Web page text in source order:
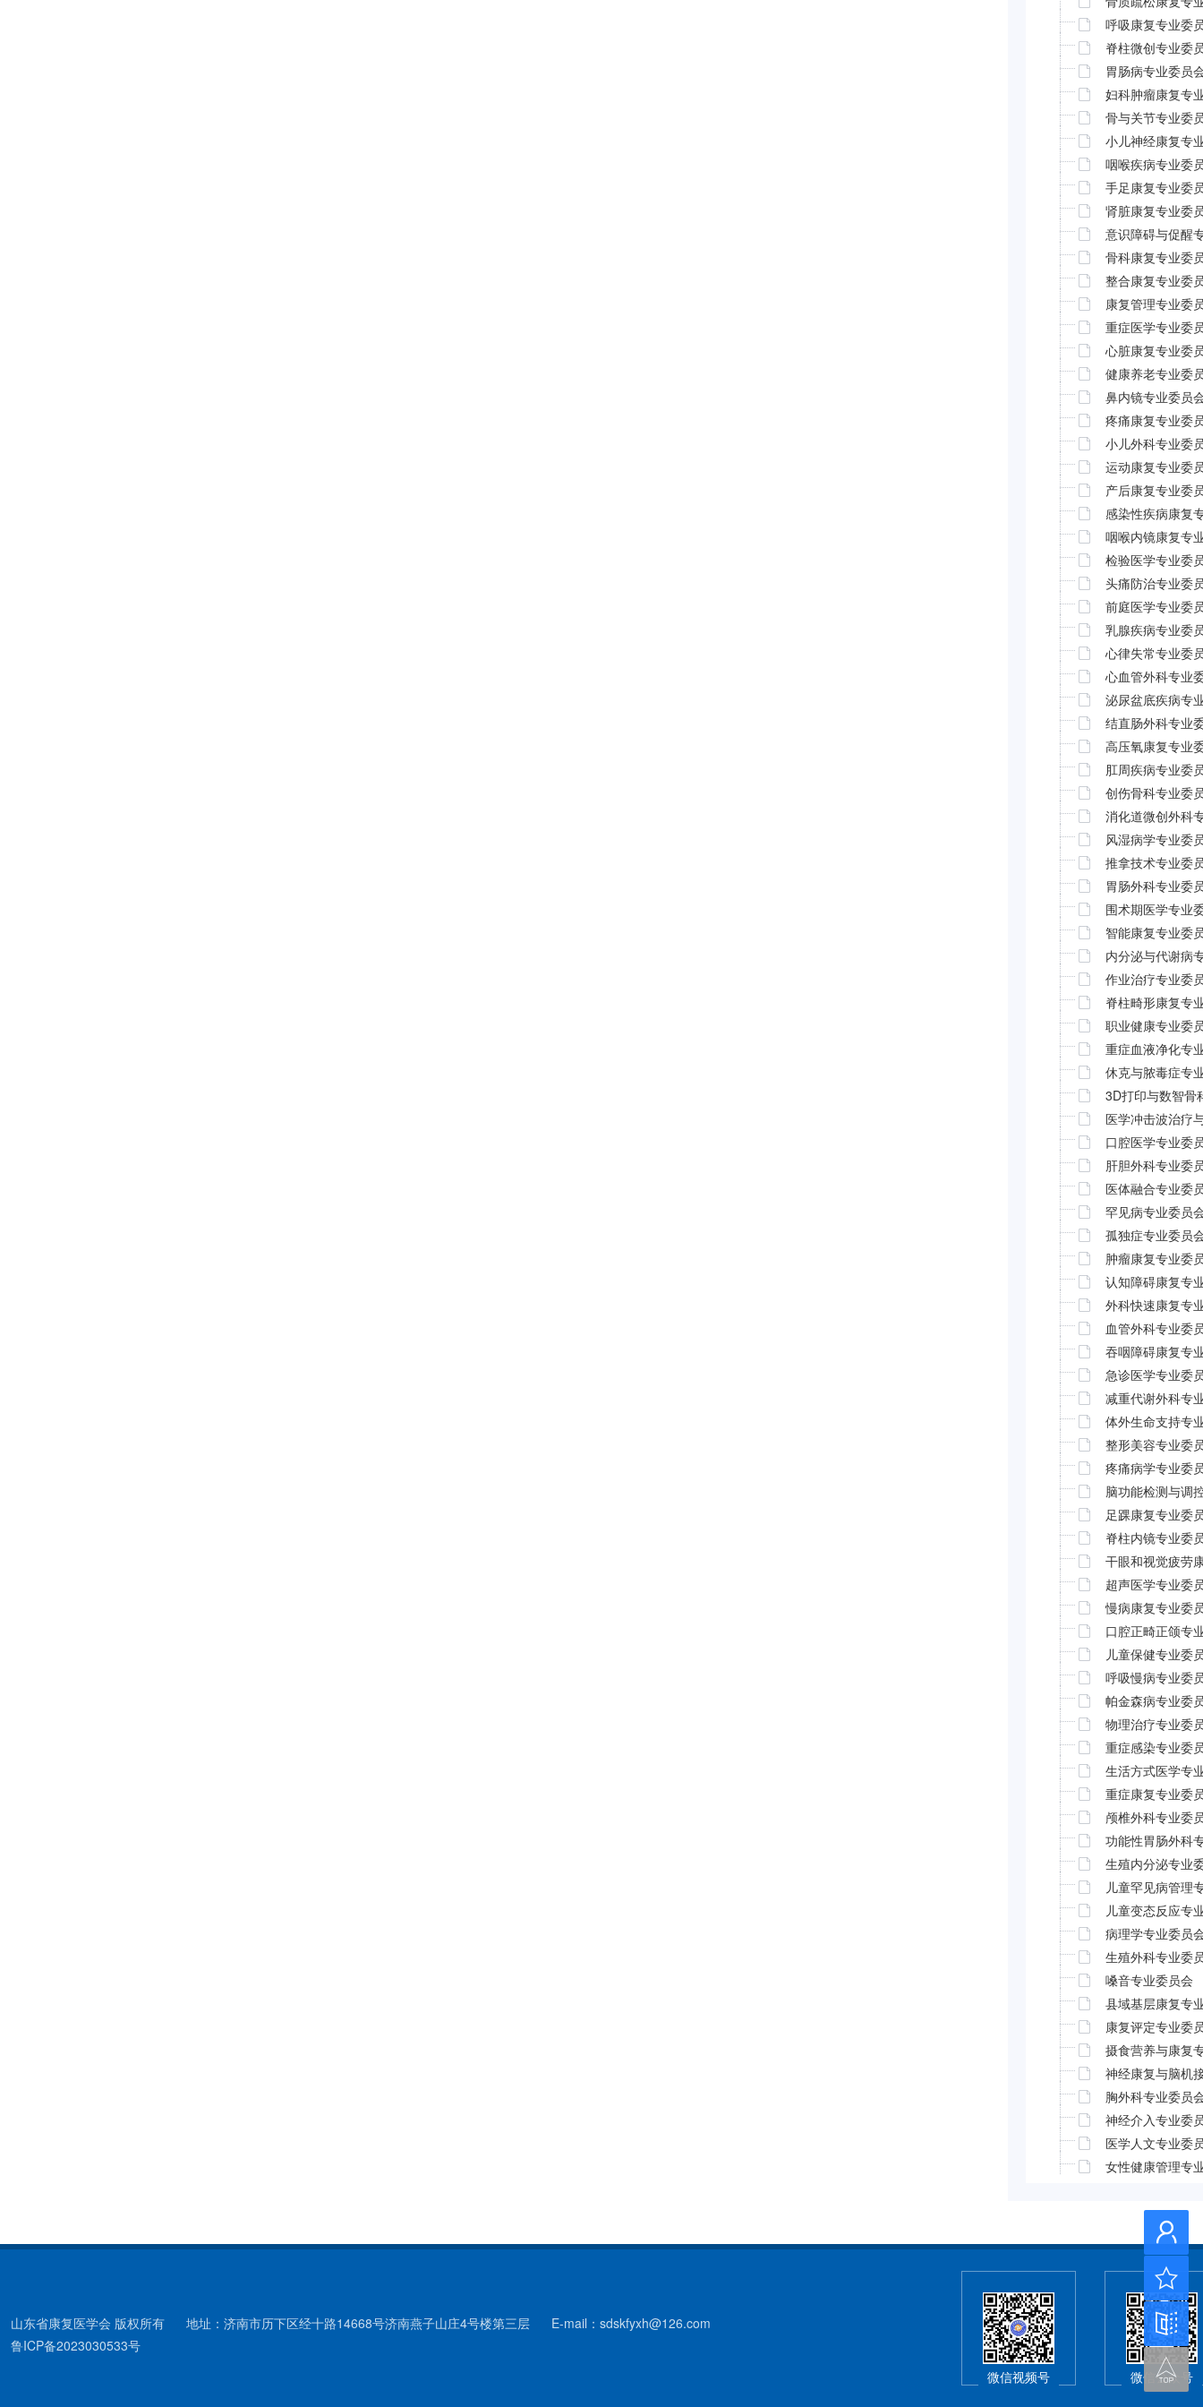
呼吸康复专业委
脊柱微创专业委
胃肠病专业委员
妇科肿瘤康复专
骨与关节专业委
小儿神经康复专
咽喉疾病专业委
手足康复专业委
肾脏康复专业委
意识障碍与促醒
骨科康复专业委
整合康复专业委
康复管理专业委
重症医学专业委
心脏康复专业委
健康养老专业委
鼻内镜专业委员
疼痛康复专业委
小儿外科专业委
运动康复专业委
产后康复专业委
感染性疾病康复
咽喉内镜康复专
检验医学专业委
头痛防治专业委
前庭医学专业委
乳腺疾病专业委
心律失常专业委
心血管外科专业
泌尿盆底疾病专
结直肠外科专业
高压氧康复专业
肛周疾病专业委
创伤骨科专业委
消化道微创外科
风湿病学专业委
推拿技术专业委
胃肠外科专业委
围术期医学专业
智能康复专业委
内分泌与代谢病
作业治疗专业委
脊柱畸形康复专
职业健康专业委
重症血液净化专
休克与脓毒症专
3D打印与数智骨
医学冲击波治疗
口腔医学专业委
肝胆外科专业委
医体融合专业委
罕见病专业委员
孤独症专业委员
肿瘤康复专业委
认知障碍康复专
外科快速康复专
血管外科专业委
吞咽障碍康复专
急诊医学专业委
减重代谢外科专
体外生命支持专
整形美容专业委
疼痛病学专业委
脑功能检测与调
足踝康复专业委
脊柱内镜专业委
干眼和视觉疲劳
超声医学专业委
慢病康复专业委
口腔正畸正颌专
儿童保健专业委
呼吸慢病专业委
帕金森病专业委
物理治疗专业委
重症感染专业委
生活方式医学专
重症康复专业委
颅椎外科专业委
功能性胃肠外科
生殖内分泌专业
儿童罕见病管理
儿童变态反应专
病理学专业委员
生殖外科专业委
嗓音专业委员会
县域基层康复专
康复评定专业委
摄食营养与康复
神经康复与脑机
胸外科专业委员
神经介入专业委
医学人文专业委
女性健康管理专
微信公众号
微信视频号
山东省康复医学会 版权所有 地址：济南市历下区经十路14668号济南燕子山庄4号楼第三层
E-mail：sdskfyxh@126.com
鲁ICP备2023030533号